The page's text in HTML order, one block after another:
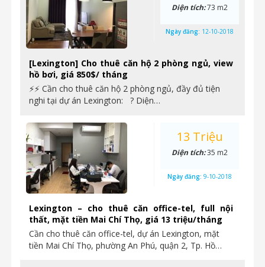
[Lexington] Cho thuê căn hộ 2 phòng ngủ, view
hồ bơi, giá 850$/ tháng
⚡⚡ Cần cho thuê căn hộ 2 phòng ngủ, đầy đủ tiện
nghi tại dự án Lexington: ? Diện…
Diện tích:73 m2
Ngày đăng: 12-10-2018
Lexington – cho thuê căn office-tel, full nội
thất, mặt tiền Mai Chí Thọ, giá 13 triệu/tháng
Cần cho thuê căn office-tel, dự án Lexington, mặt
tiền Mai Chí Thọ, phường An Phú, quận 2, Tp. Hồ…
13 Triệu
Diện tích:35 m2
Ngày đăng: 9-10-2018